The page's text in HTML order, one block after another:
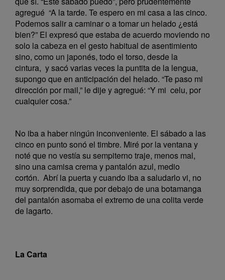
agregué “A la tarde. Te espero en mi casa a las cinco.
Podemos salir a caminar o a tomar un helado ¿está
bien?” El expresó que estaba de acuerdo moviendo no
solo la cabeza en el gesto habitual de asentimiento
sino, como un japonés, todo el torso, desde la
cintura, y sacó varias veces la puntita de la lengua,
supongo que en anticipación del helado. “Te paso mi
dirección por mail,” le dije y agregué: “Y mi celu, por
cualquier cosa.”
No iba a haber ningún inconveniente. El sábado a las
cinco en punto sonó el timbre. Miré por la ventana y
noté que no vestía su sempiterno traje, menos mal,
sino una camisa crema y pantalón azul, medio
cortón. Abrí la puerta y cuando iba a saludarlo vi, no
muy sorprendida, que por debajo de una botamanga
del pantalón asomaba el extremo de una colita verde
de lagarto.
La Carta